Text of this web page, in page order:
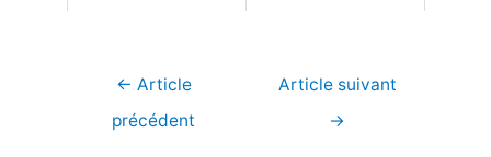
Navigation
← Article
précédent
Article suivant
→